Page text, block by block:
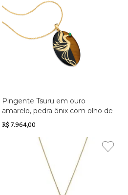
Pingente Tsuru em ouro
amarelo, pedra ônix com olho de
tigre e esmeralda
R$ 7.964,00